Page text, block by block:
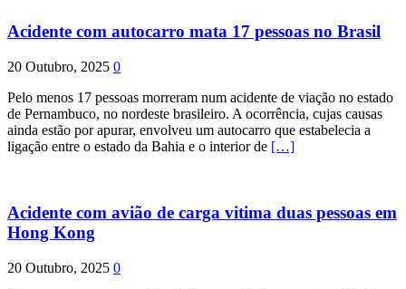
Acidente com autocarro mata 17 pessoas no Brasil
20 Outubro, 2025 0
Pelo menos 17 pessoas morreram num acidente de viação no estado
de Pernambuco, no nordeste brasileiro. A ocorrência, cujas causas
ainda estão por apurar, envolveu um autocarro que estabelecia a
ligação entre o estado da Bahia e o interior de […]
Acidente com avião de carga vitima duas pessoas em
Hong Kong
20 Outubro, 2025 0